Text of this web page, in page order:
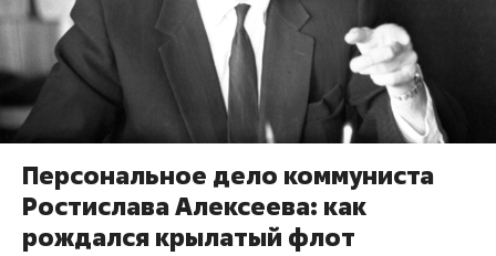
Персональное дело коммуниста
Ростислава Алексеева: как
рождался крылатый флот